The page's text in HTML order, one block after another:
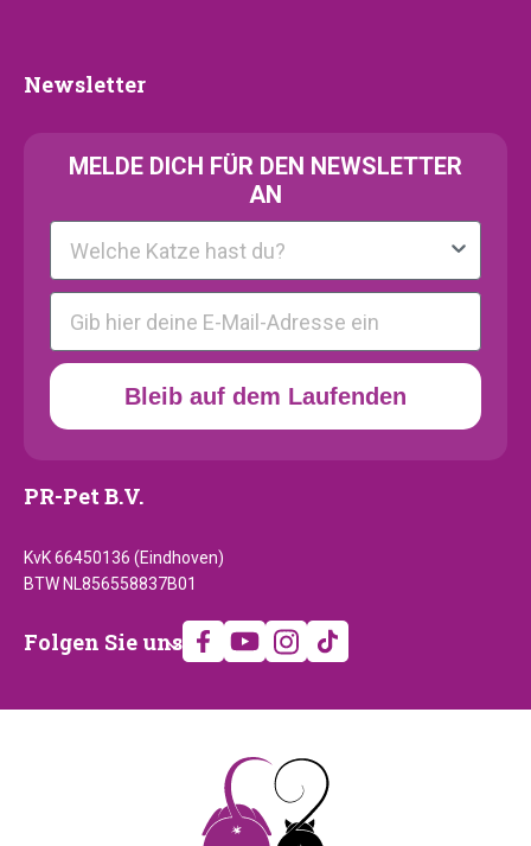
Newsletter
Newsletter
MELDE DICH FÜR DEN NEWSLETTER
AN
Kattenras
E-mail
Bleib auf dem Laufenden
PR-Pet B.V.
KvK 66450136 (Eindhoven)
BTW NL856558837B01
Folgen
uns
Folgen Sie uns